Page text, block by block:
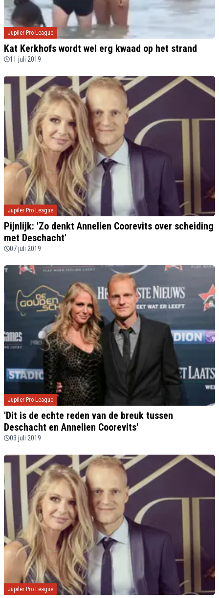
Jupiler Pro League
Kat Kerkhofs wordt wel erg kwaad op het strand
11 juli 2019
Jupiler Pro League
Pijnlijk: 'Zo denkt Annelien Coorevits over scheiding
met Deschacht'
07 juli 2019
Jupiler Pro League
'Dit is de echte reden van de breuk tussen
Deschacht en Annelien Coorevits'
03 juli 2019
Jupiler Pro League